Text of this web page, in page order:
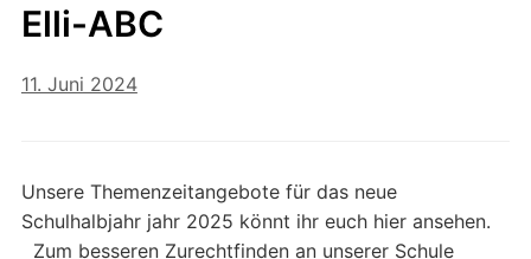
Elli-ABC
11. Juni 2024
Unsere Themenzeitangebote für das neue
Schulhalbjahr jahr 2025 könnt ihr euch hier ansehen.
Zum besseren Zurechtfinden an unserer Schule